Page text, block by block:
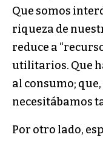
Que somos
riqueza de
reduce a
utilitarios. Que
al consumo;
necesitábamos
Por otro lado,